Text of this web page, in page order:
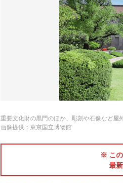
重要文化財の黒門のほか、彫刻や石像など屋
画像提供：東京国立博物館
※ この
最